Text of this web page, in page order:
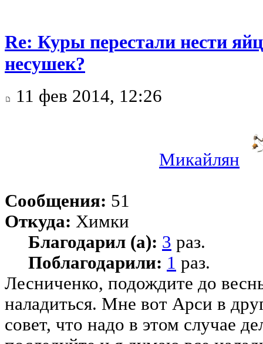
Re: Куры перестали нести
несушек?
11 фев 2014, 12:26
Микайлян
Сообщения: 51
Откуда: Химки
Благодарил (а): 3 раз.
Поблагодарили: 1 раз.
Лесниченко, подождите до
наладиться. Мне вот Арси в
совет, что надо в этом случае